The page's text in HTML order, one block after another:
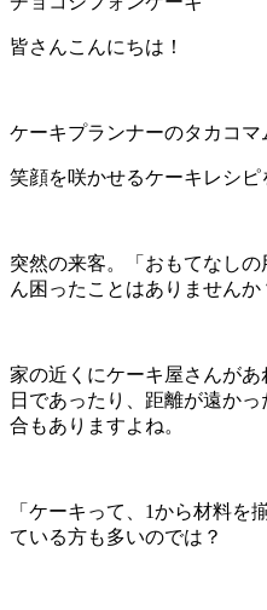
皆さんこんにちは！
ケーキプランナーのタカコマ
笑顔を咲かせるケーキレシピ
突然の来客。「おもてなし
ん困ったことはありませんか
家の近くにケーキ屋さんが
日であったり、距離が遠か
合もありますよね。
「ケーキって、1から材料を
ている方も多いのでは？